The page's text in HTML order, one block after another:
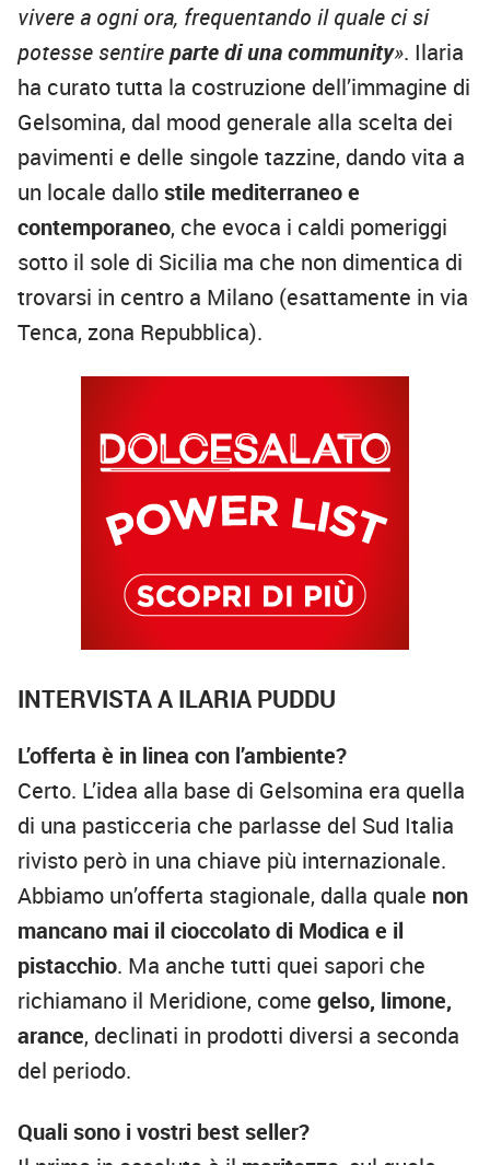
vivere a ogni ora, frequentando il quale ci si
potesse sentireparte di una community». Ilaria
ha curato tutta la costruzione dell’immagine di
Gelsomina, dal mood generale alla scelta dei
pavimenti e delle singole tazzine, dando vita a
un locale dallostile mediterraneo e
contemporaneo, che evoca i caldi pomeriggi
sotto il sole di Sicilia ma che non dimentica di
trovarsi in centro a Milano (esattamente in via
Tenca, zona Repubblica).
INTERVISTA A ILARIA PUDDU
L’offerta è in linea con l’ambiente?
Certo. L’idea alla base di Gelsomina era quella
di una pasticceria che parlasse del Sud Italia
rivisto però in una chiave più internazionale.
Abbiamo un’offerta stagionale, dalla quale non
mancano mai il cioccolato di Modica e il
pistacchio. Ma anche tutti quei sapori che
richiamano il Meridione, come gelso, limone,
arance, declinati in prodotti diversi a seconda
del periodo.
Quali sono i vostri best seller?